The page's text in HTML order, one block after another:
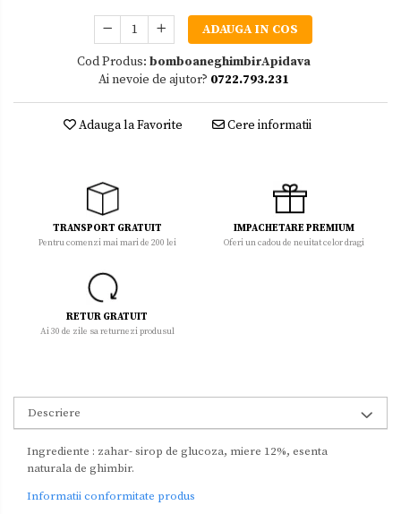
ADAUGA IN COS
Cod Produs: bomboaneghimbirApidava
Ai nevoie de ajutor? 0722.793.231
Adauga la Favorite Cere informatii
TRANSPORT GRATUIT
Pentru comenzi mai mari de 200 lei
IMPACHETARE PREMIUM
Oferi un cadou de neuitat celor dragi
RETUR GRATUIT
Ai 30 de zile sa returnezi produsul
Descriere
Ingrediente : zahar- sirop de glucoza, miere 12%, esenta
naturala de ghimbir.
Informatii conformitate produs